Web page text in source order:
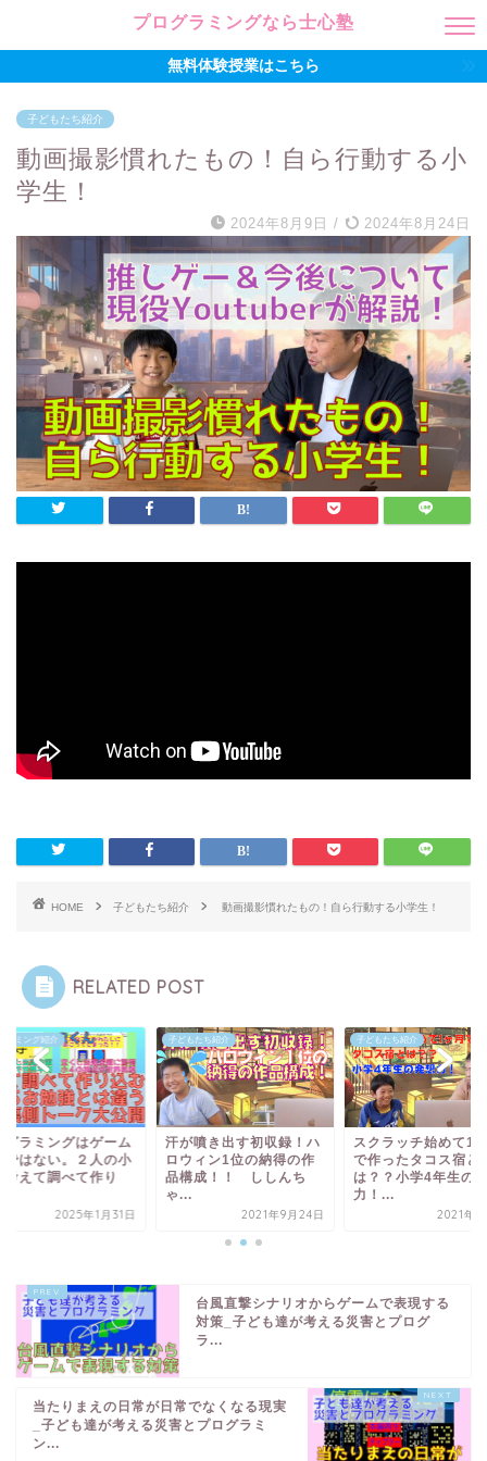
プログラミングなら士心塾
無料体験授業はこちら
子どもたち紹介
動画撮影慣れたもの！自ら行動する小
学生！
2024年8月9日 / 2024年8月24日
HOME 子どもたち紹介 動画撮影慣れたもの！自ら行動する小学生！
RELATED POST
ラミング紹介
グラミングはゲーム
ではない。２人の小
考えて調べて作り
2025年1月31日
子どもたち紹介
汗が噴き出す初収録！ハ
ロウィン1位の納得の作
品構成！！ ししんち
ゃ...
2021年9月24日
子どもたち紹介
スクラッチ始めて1
で作ったタコス宿と
は？？小学4年生の
力！...
2021年9
台風直撃シナリオからゲームで表現する
対策_子ども達が考える災害とプログ
ラ...
当たりまえの日常が日常でなくなる現実
_子ども達が考える災害とプログラミ
ン...